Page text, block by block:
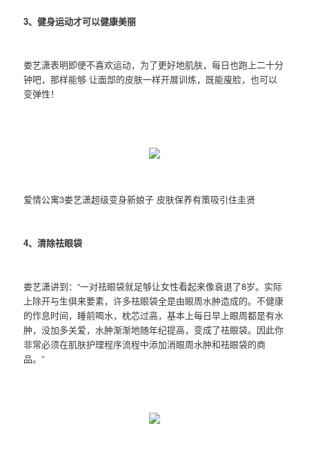
3、健身运动才可以健康美丽
娄艺潇表明即便不喜欢运动，为了更好地肌肤，每日也跑上二十分
钟吧，那样能够 让面部的皮肤一样开展训炼，既能廋脸，也可以
变弹性！
爱情公寓3娄艺潇超级变身新娘子 皮肤保养有策吸引住圭贤
4、清除祛眼袋
娄艺潇讲到：“一对祛眼袋就足够让女性看起来像衰退了8岁。实际
上除开与生俱来要素，许多祛眼袋全是由眼周水肿造成的。不健康
的作息时间，睡前喝水，枕芯过高，基本上每日早上眼周都是有水
肿，没加多关爱，水肿渐渐地随年纪提高，变成了祛眼袋。因此你
非常必须在肌肤护理程序流程中添加消眼周水肿和祛眼袋的商
品。”